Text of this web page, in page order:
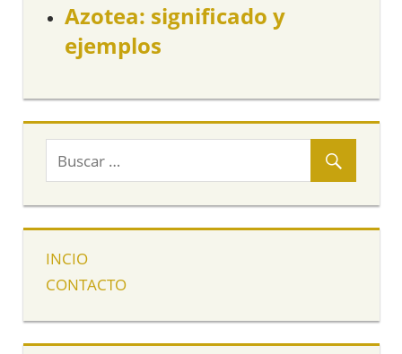
Azotea: significado y
ejemplos
INCIO
CONTACTO